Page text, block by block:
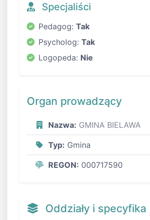
Specjaliści
Pedagog: Tak
Psycholog: Tak
Logopeda: Nie
Organ prowadzący
Nazwa: GMINA BIELAWA
Typ: Gmina
REGON: 000717590
Oddziały i specyfika